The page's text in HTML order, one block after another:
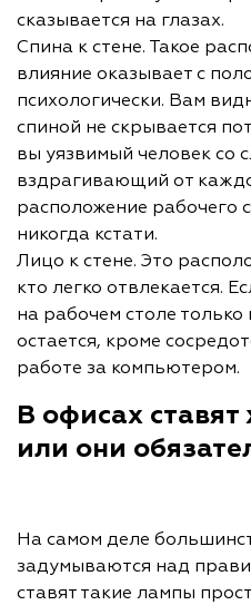
сказывается на глазах.
Спина к стене. Такое
влияние оказывает с
психологически. Вам
спиной не скрывается
вы уязвимый человек со
вздрагивающий от
расположение рабочего
никогда кстати.
Лицо к стене. Это
кто легко отвлекается.
на рабочем столе
остается, кроме
работе за компьютером.
В офисах
или они
На самом деле
задумываются над
ставят такие лампы